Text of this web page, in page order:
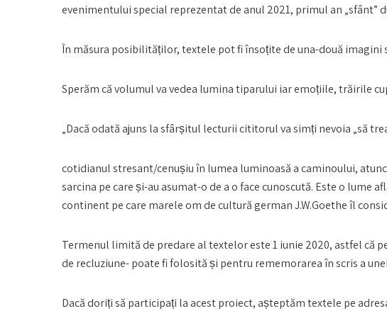
evenimentului special reprezentat de anul 2021, primul an „sfânt”
În măsura posibilităților, textele pot fi însoțite de una-două imagini
Sperăm că volumul va vedea lumina tiparului iar emoțiile, trăirile
„Dacă odată ajuns la sfârșitul lecturii cititorul va simți nevoia „să
cotidianul stresant/cenușiu în lumea luminoasă a caminoului,
sarcina pe care și-au asumat-o de a o face cunoscută. Este o lume
continent pe care marele om de cultură german J.W.Goethe îl
Termenul limită de predare al textelor este 1 iunie 2020, astfel că
de recluziune- poate fi folosită și pentru rememorarea în scris a
Dacă doriți să participați la acest proiect, așteptăm textele pe